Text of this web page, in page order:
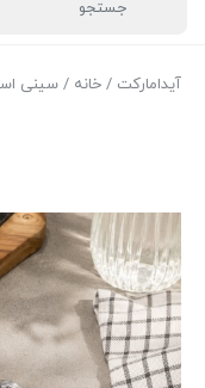
آیدامارکت / خانه / سینی